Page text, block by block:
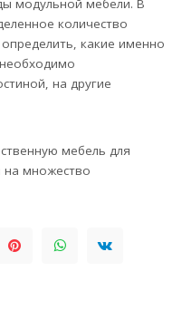
модульной мебели. В
количество
какие именно
на другие
мебель для
на множество